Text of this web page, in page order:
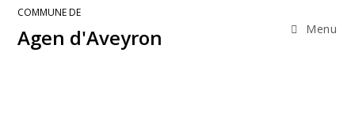
COMMUNE DE
Agen d'Aveyron Menu